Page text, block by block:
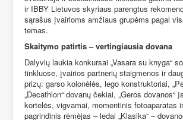
ir IBBY Lietuvos skyriaus parengtus
sąrašus įvairioms amžiaus grupėms pagal
temas.
Skaitymo patirtis – vertingiausia dovana
Dalyvių laukia konkursai „Vasara su knyga“
tinkluose, įvairios partnerių staigmenos ir
prizų: garso kolonėlės, lego konstruktoriai,
„Decathlon“ dovanų čekiai, „Geros dovanos“
kortelės, vigvamai, momentinis fotoaparatas
pagrindinis rėmėjas – ledai „Klasika“ –